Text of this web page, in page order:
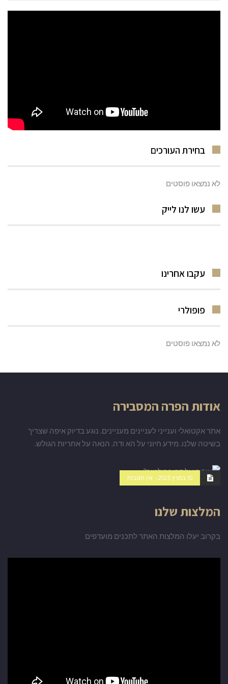
בחירת העורכים
לא נמצאו פוסטים
עשו לנו לייק
עקבו אחרינו
פופולרי
לא נמצאו פוסטים
אודות הפרה המסבירה
אתר אקטואלי וענייני לעניינים מעניינים. נוגע בדיוק איפה שצריך
בשיטה שלנו. מידע חיוני על הא ודה. הנאה על אחריות הגולש.
10 במרץ 2025 אין תגובות
המלצות שלנו
בקרוב יעלו המלצות האתר לתכנים מועדפים